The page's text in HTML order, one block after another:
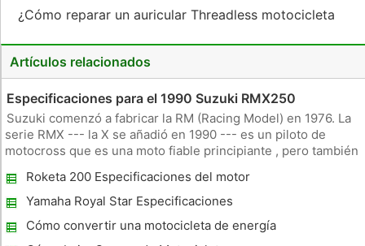
¿Cómo reparar un auricular Threadless motocicleta
Artículos relacionados
Especificaciones para el 1990 Suzuki RMX250
Suzuki comenzó a fabricar la RM (Racing Model) en 1976. La
serie RMX --- la X se añadió en 1990 --- es un piloto de
motocross que es una moto fiable principiante , pero también
experimentado de los pilotos . Motor y transmisión El 1990
Suzuk
Roketa 200 Especificaciones del motor
Yamaha Royal Star Especificaciones
Cómo convertir una motocicleta de energía